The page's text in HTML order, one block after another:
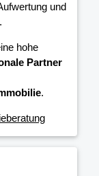
und
hohe
Partner
.